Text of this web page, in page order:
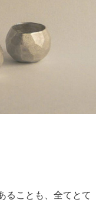
ることも、全てとて